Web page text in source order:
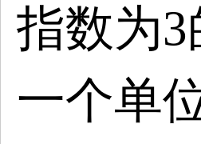
指数为3
一个单